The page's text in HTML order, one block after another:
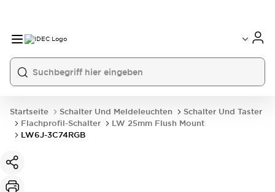
Startseite Schalter Und Meldeleuchten
Schalter Und Taster
Flachprofil-Schalter
LW 25mm Flush Mount
LW6J-3C74RGB